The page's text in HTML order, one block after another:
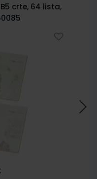
B5 crte, 64 lista,